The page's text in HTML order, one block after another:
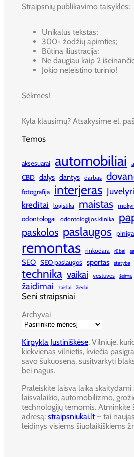
Straipsnių publikavimo taisyklės:
Unikalus tekstas;
300+ žodžių apimties;
Būtina iliustracija;
Ne daugiau kaip 2
Jokio neleistino turinio!
Sėkmės!
Kyla klausimų? Atsakysime el.
Temos
aksesuarai automobiliai
CBD dalys dantys darbas
fotografija interjeras
kreditai logistika maistas
odontologai odontologijos klinika
paskolos paslaugos pinigai
remontas rinkodara rūbai
SEO SEO paslaugos sportas statyba
technika vaikai vestuves šeima
žaidimai žaislai žiedai
Seni straipsniai
Archyvai
Kirpykla Justiniškėse, Vilniuje,
kiekvienas vilnietis, kviečia
savo šukuoseną, susitvarkyti
bei nagus.
Praleiskite laisvą laiką
laisvalaikio, automobilizmo,
technologijų temomis. Atminkite
adresą: straipsniukai.lt– tai
leidinys visiems šiuolaikiškiems